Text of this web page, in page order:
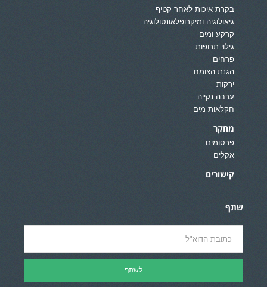
בקרת איכות לאחר קטיף
גיאולוגיה ומיקרופלאונטולוגיה
קרקע ומים
גילוי תרופות
פרחים
הגנת הצומח
ירקות
ערבה נקייה
חקלאות מים
מחקר
פרסומים
אקלים
קישורים
שתף